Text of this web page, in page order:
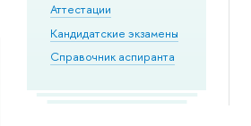
Аттестации
Кандидатские экзамены
Справочник аспиранта